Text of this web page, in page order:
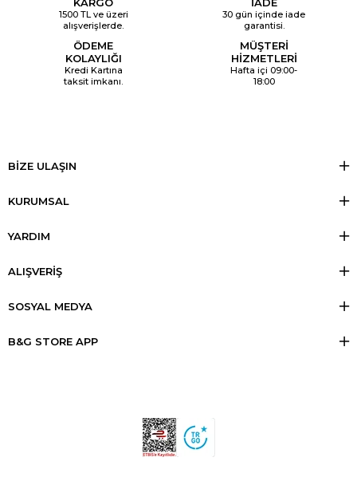
KARGO
1500 TL ve üzeri
alışverişlerde.
İADE
30 gün içinde iade
garantisi.
ÖDEME
KOLAYLIĞI
Kredi Kartına
taksit imkanı.
MÜŞTERİ
HİZMETLERİ
Hafta içi 09:00-
18:00
BİZE ULAŞIN
KURUMSAL
YARDIM
ALIŞVERİŞ
SOSYAL MEDYA
B&G STORE APP